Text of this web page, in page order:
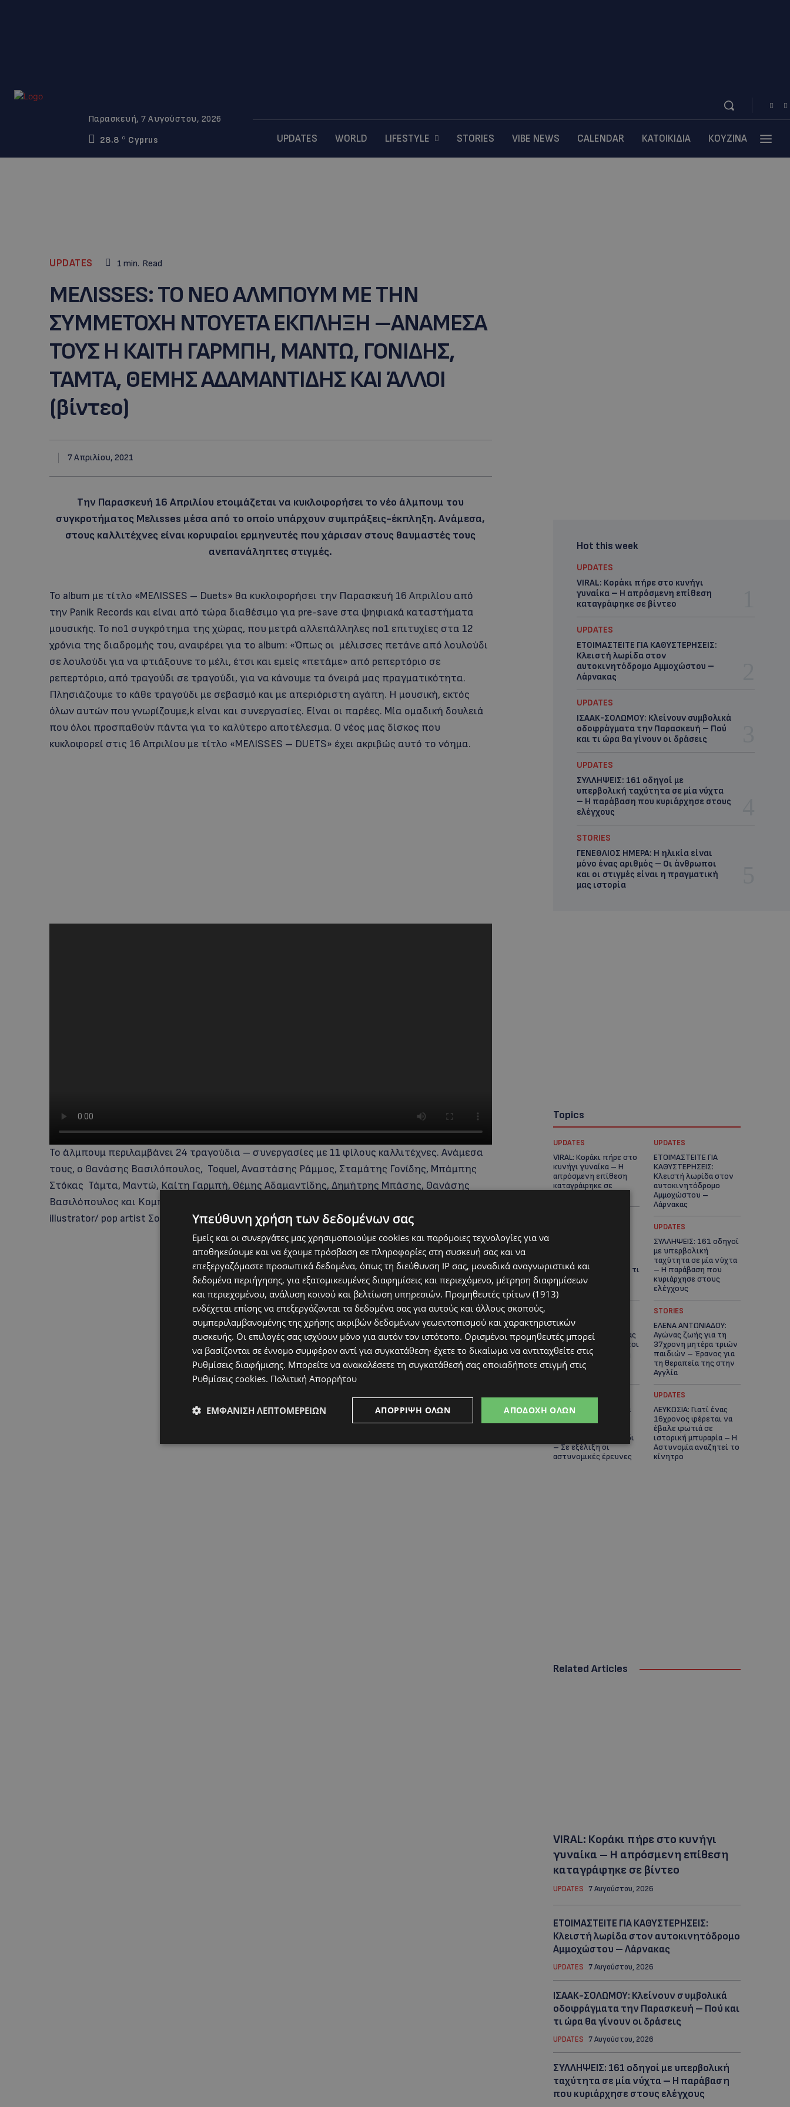
Παρασκευή, 7 Αυγούστου, 2026
28.8
C Cyprus UPDATES WORLD LIFESTYLE STORIES VIBE NEWS CALENDAR ΚΑΤΟΙΚΙΔΙΑ ΚΟΥΖΙΝΑ
UPDATES 1 min. Read
MEΛΙSSES: TO NEO ΑΛΜΠΟΥΜ ΜΕ ΤΗΝ
ΣΥΜΜΕΤΟΧΗ ΝΤΟΥΕΤΑ ΕΚΠΛΗΞΗ –ΑΝΑΜΕΣΑ
ΤΟΥΣ Η ΚΑΙΤΗ ΓΑΡΜΠΗ, ΜΑΝΤΩ, ΓΟΝΙΔΗΣ,
ΤΑΜΤΑ, ΘΕΜΗΣ ΑΔΑΜΑΝΤΙΔΗΣ ΚΑΙ ΆΛΛΟΙ
(βίντεο)
7 Απριλίου, 2021
Την Παρασκευή 16 Απριλίου ετοιμάζεται να κυκλοφορήσει το νέο άλμπουμ του
συγκροτήματος Mελιsses μέσα από το οποίο υπάρχουν συμπράξεις-έκπληξη. Ανάμεσα,
στους καλλιτέχνες είναι κορυφαίοι ερμηνευτές που χάρισαν στους θαυμαστές τους
ανεπανάληπτες στιγμές.
Το album με τίτλο «MEΛΙSSES – Duets» θα κυκλοφορήσει την Παρασκευή 16 Απριλίου από
την Panik Records και είναι από τώρα διαθέσιμο για pre-save στα ψηφιακά καταστήματα
μουσικής. To no1 συγκρότημα της χώρας, που μετρά αλλεπάλληλες no1 επιτυχίες στα 12
χρόνια της διαδρομής του, αναφέρει για το album: «Όπως οι μέλισσες πετάνε από λουλούδι
σε λουλούδι για να φτιάξουνε το μέλι, έτσι και εμείς «πετάμε» από ρεπερτόριο σε
ρεπερτόριο, από τραγούδι σε τραγούδι, για να κάνουμε τα όνειρά μας πραγματικότητα.
Πλησιάζουμε το κάθε τραγούδι με σεβασμό και με απεριόριστη αγάπη. H μουσική, εκτός
όλων αυτών που γνωρίζουμε,k είναι και συνεργασίες. Είναι οι παρέες. Μία ομαδική δουλειά
που όλοι προσπαθούν πάντα για το καλύτερο αποτέλεσμα. Ο νέος μας δίσκος που
κυκλοφορεί στις 16 Απριλίου με τίτλο «MEΛΙSSES – DUETS» έχει ακριβώς αυτό το νόημα.
Το άλμπουμ περιλαμβάνει 24 τραγούδια – συνεργασίες με 11 φίλους καλλιτέχνες. Ανάμεσα
τους, ο Θανάσης Βασιλόπουλος, Toquel, Αναστάσης Ράμμος, Σταμάτης Γονίδης, Μπάμπης
Στόκας Τάμτα, Μαντώ, Καίτη Γαρμπή, Θέμης Αδαμαντίδης, Δημήτρης Μπάσης, Θανάσης
Βασιλόπουλος και Kομπανία Βέρδης. Το πρωτότυπο εξώφυλλο του album επιμελήθηκε η
illustrator/ pop artist Σοφία Ντέρου.
Hot this week
UPDATES
VIRAL: Κοράκι πήρε στο κυνήγι
γυναίκα – Η απρόσμενη επίθεση
καταγράφηκε σε βίντεο
UPDATES
ΕΤΟΙΜΑΣΤΕΙΤΕ ΓΙΑ ΚΑΘΥΣΤΕΡΗΣΕΙΣ:
Κλειστή λωρίδα στον
αυτοκινητόδρομο Αμμοχώστου –
Λάρνακας
UPDATES
ΙΣΑΑΚ-ΣΟΛΩΜΟΥ: Κλείνουν συμβολικά
οδοφράγματα την Παρασκευή – Πού
και τι ώρα θα γίνουν οι δράσεις
UPDATES
ΣΥΛΛΗΨΕΙΣ: 161 οδηγοί με
υπερβολική ταχύτητα σε μία νύχτα
– Η παράβαση που κυριάρχησε στους
ελέγχους
STORIES
ΓΕΝΕΘΛΙΟΣ ΗΜΕΡΑ: Η ηλικία είναι
μόνο ένας αριθμός – Οι άνθρωποι
και οι στιγμές είναι η πραγματική
μας ιστορία
Topics
UPDATES
VIRAL: Κοράκι πήρε στο
κυνήγι γυναίκα – Η
απρόσμενη επίθεση
καταγράφηκε σε
UPDATES
ΕΤΟΙΜΑΣΤΕΙΤΕ ΓΙΑ
ΚΑΘΥΣΤΕΡΗΣΕΙΣ:
Κλειστή λωρίδα στον
αυτοκινητόδρομο
Αμμοχώστου –
Λάρνακας
οδοφράγματα την
Παρασκευή – Πού και τι
ώρα θα γίνουν οι
δράσεις
UPDATES
ΣΥΛΛΗΨΕΙΣ: 161 οδηγοί
με υπερβολική
ταχύτητα σε μία νύχτα
– Η παράβαση που
κυριάρχησε στους
ελέγχους
ΓΕΝΕΘΛΙΟΣ ΗΜΕΡΑ: Η
ηλικία είναι μόνο ένας
αριθμός – Οι άνθρωποι
και οι στιγμές είναι η
πραγματική μας
ιστορία
STORIES
ΕΛΕΝΑ ΑΝΤΩΝΙΑΔΟΥ:
Αγώνας ζωής για τη
37χρονη μητέρα τριών
παιδιών – Έρανος για
τη θεραπεία της στην
Αγγλία
ΚΑΤΑΓΓΕΛΙΑ: Για άνδρα
γυναίκες στο Δασούδι
– Σε εξέλιξη οι
αστυνομικές έρευνες
UPDATES
ΛΕΥΚΩΣΙΑ: Γιατί ένας
16χρονος φέρεται να
έβαλε φωτιά σε
ιστορική μπυραρία – Η
Αστυνομία αναζητεί το
κίνητρο
Related Articles
VIRAL: Κοράκι πήρε στο κυνήγι
γυναίκα – Η απρόσμενη επίθεση
καταγράφηκε σε βίντεο
UPDATES 7 Αυγούστου, 2026
ΕΤΟΙΜΑΣΤΕΙΤΕ ΓΙΑ ΚΑΘΥΣΤΕΡΗΣΕΙΣ:
Κλειστή λωρίδα στον αυτοκινητόδρομο
Αμμοχώστου – Λάρνακας
UPDATES 7 Αυγούστου, 2026
ΙΣΑΑΚ-ΣΟΛΩΜΟΥ: Κλείνουν συμβολικά
οδοφράγματα την Παρασκευή – Πού και
τι ώρα θα γίνουν οι δράσεις
UPDATES 7 Αυγούστου, 2026
ΣΥΛΛΗΨΕΙΣ: 161 οδηγοί με υπερβολική
ταχύτητα σε μία νύχτα – Η παράβαση
που κυριάρχησε στους ελέγχους
Υπεύθυνη χρήση των δεδομένων σας
Εμείς και οι συνεργάτες μας χρησιμοποιούμε cookies και παρόμοιες τεχνολογίες για να
αποθηκεύουμε και να έχουμε πρόσβαση σε πληροφορίες στη συσκευή σας και να
επεξεργαζόμαστε προσωπικά δεδομένα, όπως τη διεύθυνση IP σας, μοναδικά αναγνωριστικά και
δεδομένα περιήγησης, για εξατομικευμένες διαφημίσεις και περιεχόμενο, μέτρηση διαφημίσεων
και περιεχομένου, ανάλυση κοινού και βελτίωση υπηρεσιών. Προμηθευτές τρίτων (1913)
ενδέχεται επίσης να επεξεργάζονται τα δεδομένα σας για αυτούς και άλλους σκοπούς,
συμπεριλαμβανομένης της χρήσης ακριβών δεδομένων γεωεντοπισμού και χαρακτηριστικών
συσκευής. Οι επιλογές σας ισχύουν μόνο για αυτόν τον ιστότοπο. Ορισμένοι προμηθευτές μπορεί
να βασίζονται σε έννομο συμφέρον αντί για συγκατάθεση· έχετε το δικαίωμα να αντιταχθείτε στις
Ρυθμίσεις διαφήμισης. Μπορείτε να ανακαλέσετε τη συγκατάθεσή σας οποιαδήποτε στιγμή στις
Ρυθμίσεις cookies. Πολιτική Απορρήτου
ΑΠΟΔΟΧΉ ΌΛΩΝ
ΑΠΌΡΡΙΨΗ ΌΛΩΝ
ΕΜΦΆΝΙΣΗ ΛΕΠΤΟΜΕΡΕΙΏΝ